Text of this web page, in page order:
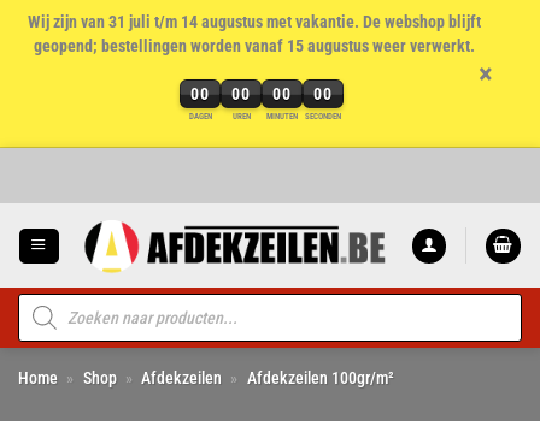
Wij zijn van 31 juli t/m 14 augustus met vakantie. De webshop blijft
geopend; bestellingen worden vanaf 15 augustus weer verwerkt.
00
DAGEN
00
UREN
00
MINUTEN
00
SECONDEN
×
Producten
zoeken
Home » Shop » Afdekzeilen » Afdekzeilen 100gr/m²